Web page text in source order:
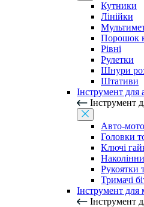
Кутники
Лінійки
Порошок
Рівні
Рулетки
Шнури
Штативи
Інструмент для
Інструмент
Авто-
Головки
Ключі
Рукоятки
Тримачі
Інструмент
Інструмент